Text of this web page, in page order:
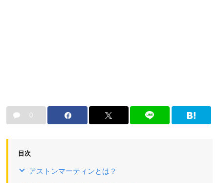
0
目次
アストンマーティンとは？